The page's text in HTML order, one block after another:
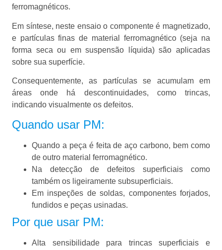
ferromagnéticos.
Em síntese, neste ensaio o componente é magnetizado,
e partículas finas de material ferromagnético (seja na
forma seca ou em suspensão líquida) são aplicadas
sobre sua superfície.
Consequentemente, as partículas se acumulam em
áreas onde há descontinuidades, como trincas,
indicando visualmente os defeitos.
Quando usar PM:
Quando a peça é feita de aço carbono, bem como
de outro material ferromagnético.
Na detecção de defeitos superficiais como
também os ligeiramente subsuperficiais.
Em inspeções de soldas, componentes forjados,
fundidos e peças usinadas.
Por que usar PM:
Alta sensibilidade para trincas superficiais e